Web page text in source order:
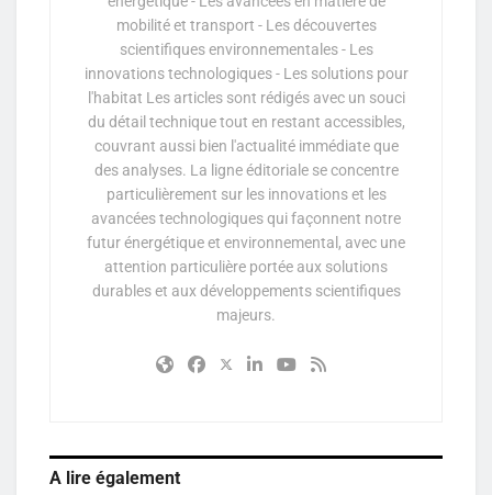
mobilité et transport - Les découvertes
scientifiques environnementales - Les
innovations technologiques - Les solutions pour
l'habitat Les articles sont rédigés avec un souci
du détail technique tout en restant accessibles,
couvrant aussi bien l'actualité immédiate que
des analyses. La ligne éditoriale se concentre
particulièrement sur les innovations et les
avancées technologiques qui façonnent notre
futur énergétique et environnemental, avec une
attention particulière portée aux solutions
durables et aux développements scientifiques
majeurs.
A lire également